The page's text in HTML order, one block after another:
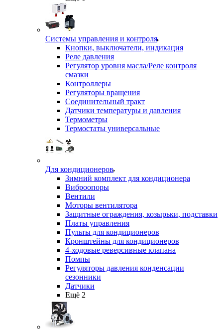
Системы управления и контроля
Кнопки, выключатели, индикация
Реле давления
Регулятор уровня масла/Реле контроля
смазки
Контроллеры
Регуляторы вращения
Соединительный тракт
Датчики температуры и давления
Термометры
Термостаты универсальные
Для кондиционеров
Зимний комплект для кондиционера
Виброопоры
Вентили
Моторы вентилятора
Защитные ограждения, козырьки, подставки
Платы управления
Пульты для кондиционеров
Кронштейны для кондиционеров
4-ходовые реверсивные клапана
Помпы
Регуляторы давления конденсации
сезонники
Датчики
Ещё 2